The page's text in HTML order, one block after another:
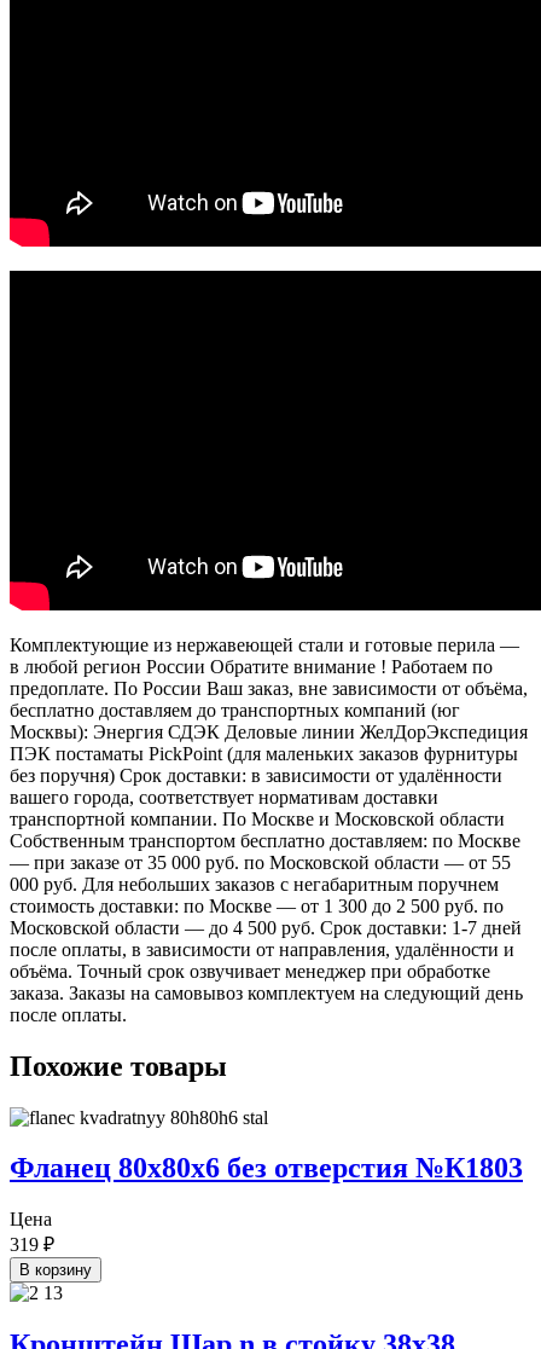
Комплектующие из нержавеющей стали и готовые перила —
в любой регион России Обратите внимание ! Работаем по
предоплате. По России Ваш заказ, вне зависимости от объёма,
бесплатно доставляем до транспортных компаний (юг
Москвы): Энергия СДЭК Деловые линии ЖелДорЭкспедиция
ПЭК постаматы PickPoint (для маленьких заказов фурнитуры
без поручня) Срок доставки: в зависимости от удалённости
вашего города, соответствует нормативам доставки
транспортной компании. По Москве и Московской области
Собственным транспортом бесплатно доставляем: по Москве
— при заказе от 35 000 руб. по Московской области — от 55
000 руб. Для небольших заказов с негабаритным поручнем
стоимость доставки: по Москве — от 1 300 до 2 500 руб. по
Московской области — до 4 500 руб. Срок доставки: 1-7 дней
после оплаты, в зависимости от направления, удалённости и
объёма. Точный срок озвучивает менеджер при обработке
заказа. Заказы на самовывоз комплектуем на следующий день
после оплаты.
Похожие товары
Фланец 80х80х6 без отверстия №К1803
Цена
319 ₽
В корзину